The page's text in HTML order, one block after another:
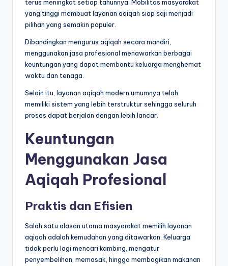
terus meningkat setiap tahunnya. Mobilitas masyarakat
yang tinggi membuat layanan aqiqah siap saji menjadi
pilihan yang semakin populer.
Dibandingkan mengurus aqiqah secara mandiri,
menggunakan jasa profesional menawarkan berbagai
keuntungan yang dapat membantu keluarga menghemat
waktu dan tenaga.
Selain itu, layanan aqiqah modern umumnya telah
memiliki sistem yang lebih terstruktur sehingga seluruh
proses dapat berjalan dengan lebih lancar.
Keuntungan
Menggunakan Jasa
Aqiqah Profesional
Praktis dan Efisien
Salah satu alasan utama masyarakat memilih layanan
aqiqah adalah kemudahan yang ditawarkan. Keluarga
tidak perlu lagi mencari kambing, mengatur
penyembelihan, memasak, hingga membagikan makanan